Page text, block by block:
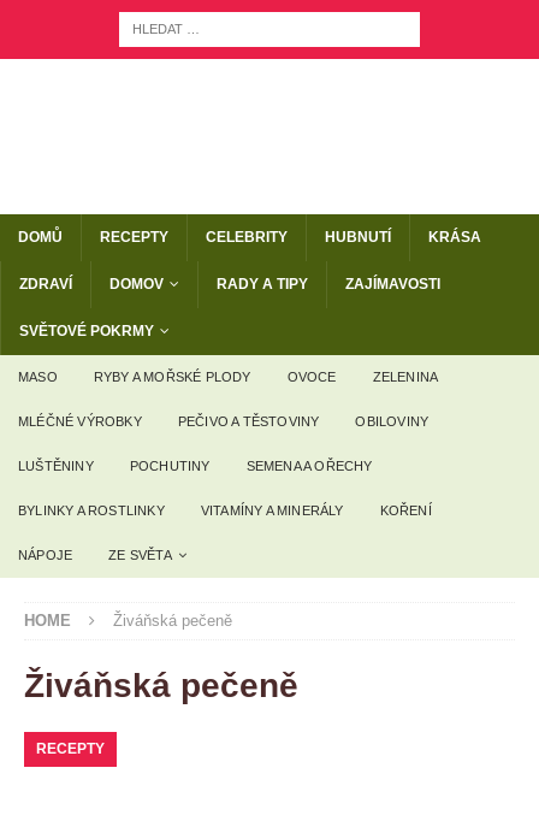
DOMŮ RECEPTY CELEBRITY HUBNUTÍ KRÁSA
ZDRAVÍ DOMOV RADY A TIPY ZAJÍMAVOSTI
SVĚTOVÉ POKRMY
MASO RYBY A MOŘSKÉ PLODY OVOCE ZELENINA
MLÉČNÉ VÝROBKY PEČIVO A TĚSTOVINY OBILOVINY
LUŠTĚNINY POCHUTINY SEMENA A OŘECHY
BYLINKY A ROSTLINKY VITAMÍNY A MINERÁLY KOŘENÍ
NÁPOJE ZE SVĚTA
HOME Živáňská pečeně
Živáňská pečeně
RECEPTY